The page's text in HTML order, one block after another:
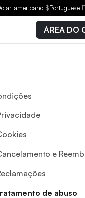
americano $Portuguese
ÁREA DO
e
de abuso